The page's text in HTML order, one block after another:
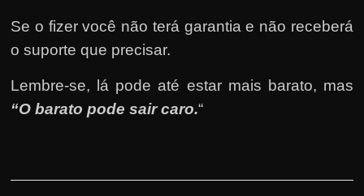
Se o fizer você não terá garantia e não receberá
o suporte que precisar.
Lembre-se, lá pode até estar mais barato, mas
“O barato pode sair caro.“